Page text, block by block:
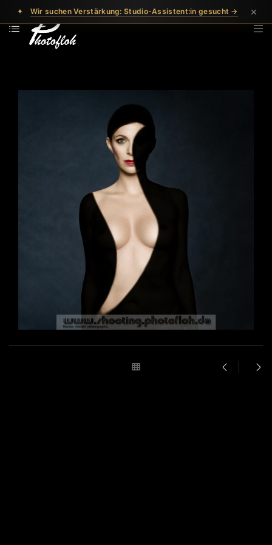
✦ Wir suchen Verstärkung: Studio-Assistent:in gesucht → ×